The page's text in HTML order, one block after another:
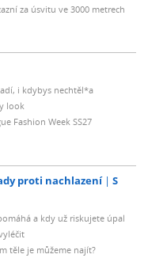
za úsvitu ve 3000 metrech
i kdybys nechtěl*a
look
Fashion Week SS27
proti nachlazení
S
a kdy už riskujete úpal
těle je můžeme najít?